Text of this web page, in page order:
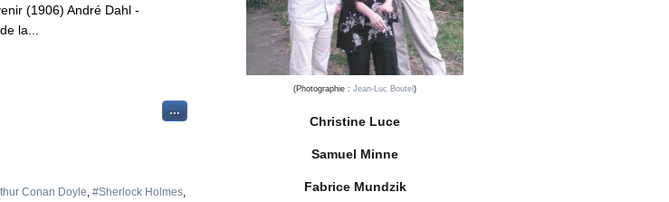
(1906) André Dahl -
la...
…
Conan Doyle, #Sherlock Holmes,
(Photographie : Jean-Luc Boutel )
Christine Luce
Samuel Minne
Fabrice Mundzik